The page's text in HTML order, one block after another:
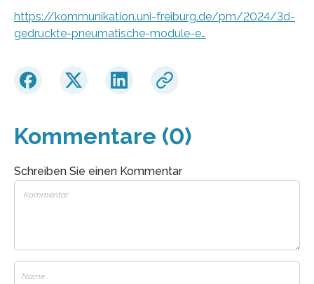
https://kommunikation.uni-freiburg.de/pm/2024/3d-
gedruckte-pneumatische-module-e…
Kommentare (0)
Schreiben Sie einen Kommentar